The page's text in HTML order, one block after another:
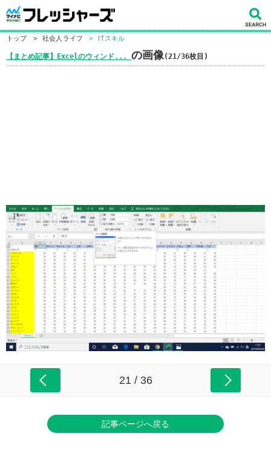
トップ > 社会人ライフ > ITスキル
【まとめ記事】Excelのウィンド... の画像(21/36枚目)
21 / 36
記事ページへ戻る